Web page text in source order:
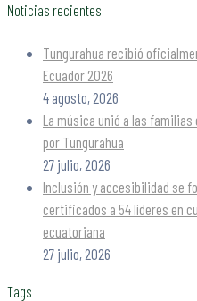
Noticias recientes
Tungurahua recibió
Ecuador 2026
4 agosto, 2026
La música unió a las familias
por Tungurahua
27 julio, 2026
Inclusión y accesibilidad se
certificados a 54 líderes en
ecuatoriana
27 julio, 2026
Tags